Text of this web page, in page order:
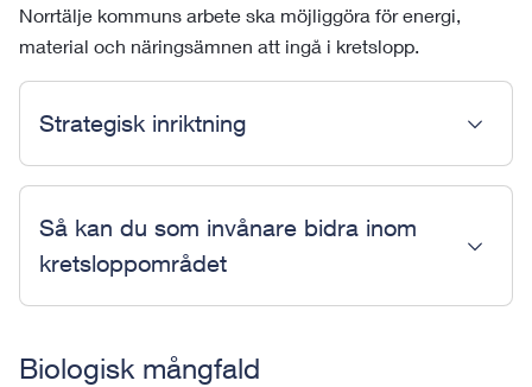
Norrtälje kommuns arbete ska möjliggöra för energi,
material och näringsämnen att ingå i kretslopp.
Strategisk inriktning
Så kan du som invånare bidra inom
kretsloppområdet
Biologisk mångfald